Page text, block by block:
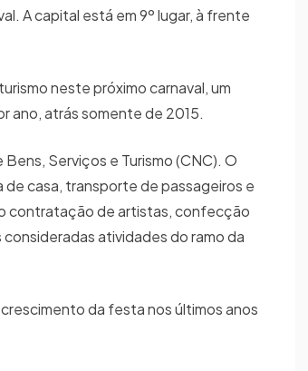
A capital está em 9º lugar, à frente
neste próximo carnaval, um
ano, atrás somente de 2015.
Serviços e Turismo (CNC). O
casa, transporte de passageiros e
contratação de artistas, confecção
atividades do ramo da
da festa nos últimos anos